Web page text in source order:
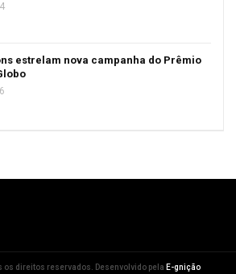
estrelam nova campanha do Prêmio
os direitos reservados. Desenvolvido pela E-gnição